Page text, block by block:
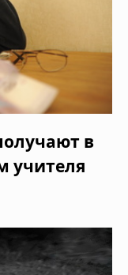
в
учителя